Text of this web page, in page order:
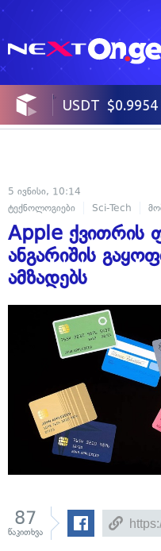
5 ივნისი, 10:14
ტექნოლოგიები
Sci-Tech
Apple ქვითრის
ანგარიშის
ამზადებს
87
წაკითხვა